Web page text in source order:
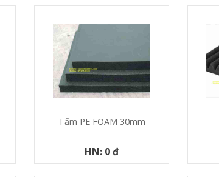
Tấm PE FOAM 30mm
HN: 0 đ